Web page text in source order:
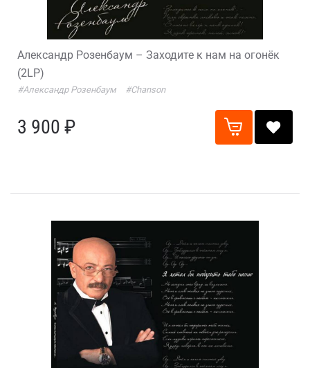
Александр Розенбаум – Заходите к нам на огонёк
(2LP)
#Александр Розенбаум #Chanson
3 900 ₽